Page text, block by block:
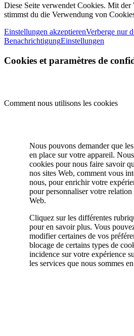
Diese Seite verwendet Cookies. Mit der
stimmst du die Verwendung von
Einstellungen akzeptierenVerberge nur
BenachrichtigungEinstellungen
Cookies et paramètres de
Comment nous utilisons les cookies
Nous pouvons demander que
en place sur votre appareil.
cookies pour nous faire savoir
nos sites Web, comment vous
nous, pour enrichir votre
pour personnaliser votre relation
Web.
Cliquez sur les différentes
pour en savoir plus. Vous
modifier certaines de vos
blocage de certains types de
incidence sur votre expérience
les services que nous sommes